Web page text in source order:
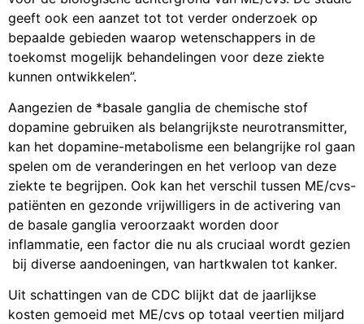
geeft ook een aanzet tot tot verder onderzoek op
bepaalde gebieden waarop wetenschappers in de
toekomst mogelijk behandelingen voor deze ziekte
kunnen ontwikkelen”.
Aangezien de *basale ganglia de chemische stof
dopamine gebruiken als belangrijkste neurotransmitter,
kan het dopamine-metabolisme een belangrijke rol gaan
spelen om de veranderingen en het verloop van deze
ziekte te begrijpen. Ook kan het verschil tussen ME/cvs-
patiënten en gezonde vrijwilligers in de activering van
de basale ganglia veroorzaakt worden door
inflammatie, een factor die nu als cruciaal wordt gezien
bij diverse aandoeningen, van hartkwalen tot kanker.
Uit schattingen van de CDC blijkt dat de jaarlijkse
kosten gemoeid met ME/cvs op totaal veertien miljard